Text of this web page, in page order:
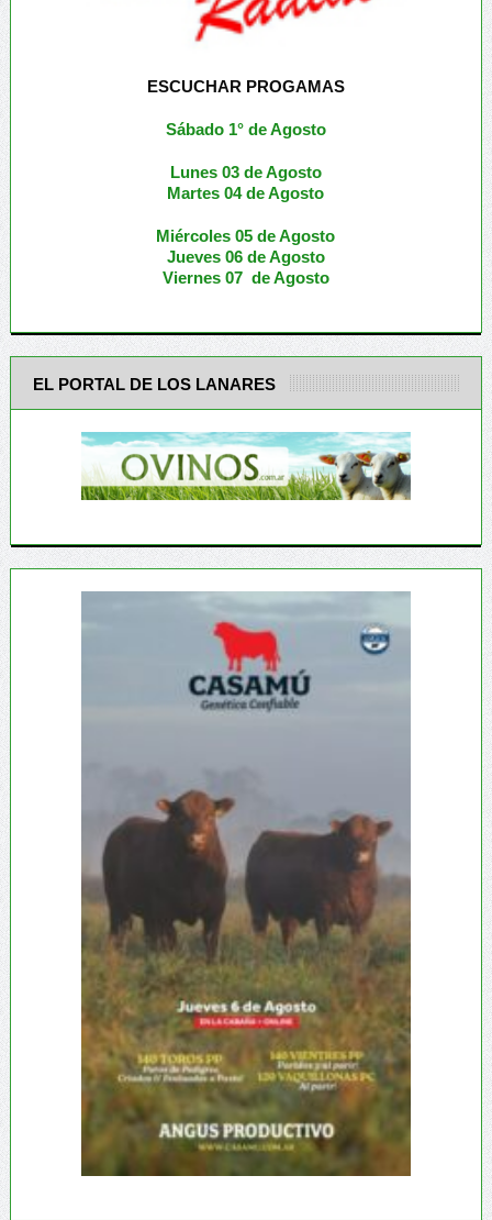
ESCUCHAR PROGAMAS
Sábado 1° de Agosto
Lunes 03 de Agosto
Martes 04 de Agosto
Miércoles 05 deAgosto
Jueves 06 de Agosto
Viernes 07 de Agosto
EL PORTAL DE LOS LANARES